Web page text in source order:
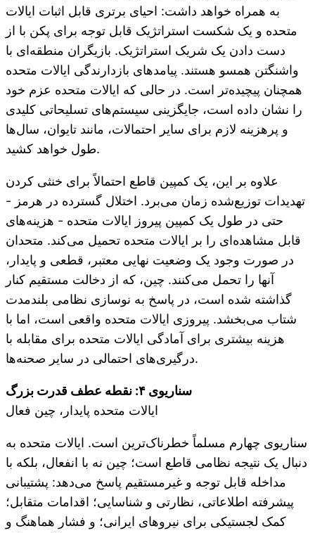
به همراه خواهد داشت: احیای برتری قابل اثبات ایالات
متحده و یک شکست استراتژیک قابل توجه برای پکن با از
دست دادن یک شریک استراتژیک. بازیگران منطقه‌ای با
واشنگتن همسو هستند. پیامدهای بازدارندگی ایالات متحده
همچنان پیچیده‌تر است. در حالی که ایالات متحده عزم خود
را نشان داده است، جایگزینی سیستم‌های تسلیحاتی کلیدی
و پرهزینه لازم برای سایر احتمالات، مانند تایوان، سال‌ها
طول خواهد کشید.
علاوه بر این، یک کمپین قاطع احتمالاً برای خنثی کردن
تهدیدات توزیع‌شده زمان می‌برد. اختلال گسترده در هرمز -
حتی در طول یک کمپین پیروز ایالات متحده - هزینه‌های
قابل مشاهده‌ای را بر ایالات متحده تحمیل می‌کند. متحدان
در صورت وجود یک وضعیت نهایی معتبر، قطعی و پایدار،
آنها را تحمل می‌کنند. چین، که از دخالت مستقیم کنار
گذاشته شده است، در پاسخ به نوسازی نظامی بلندمدت
شتاب می‌بخشد. پیروزی ایالات متحده واقعی است، اما با
هزینه بیشتری برای آمادگی ایالات متحده برای مقابله با
درگیری‌های احتمالی در سایر صحنه‌ها.
سناریوی ۴: نقطه عطف قدرت بزرگ
ایالات متحده پایدار، چین فعال
سناریوی چهارم مسلماً خطرناک‌ترین است. ایالات متحده به
دنبال یک نتیجه نظامی قاطع است؛ چین نه با انفعال، بلکه با
مداخله قابل توجه و غیرمستقیم پاسخ می‌دهد: پشتیبانی
پیشرفته اطلاعاتی، نظارتی و شناسایی؛ اقدامات متقابل؛
کمک لجستیکی برای نیروهای ایرانی؛ و فشار هماهنگ و